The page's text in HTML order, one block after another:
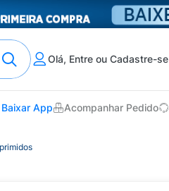
Olá, Entre ou Cadastre-se
Baixar App Acompanhar Pedido